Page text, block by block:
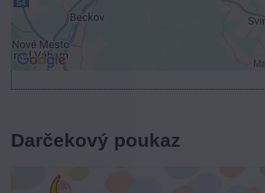
Darčekový poukaz